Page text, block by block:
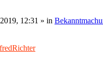
12:31 » in